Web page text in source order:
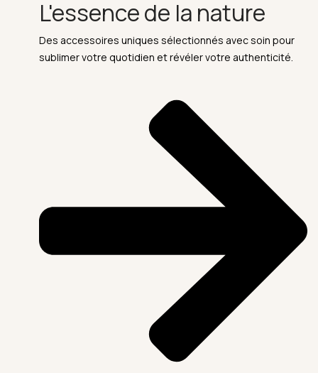
L'essence de la nature
Des accessoires uniques sélectionnés avec soin pour
sublimer votre quotidien et révéler votre authenticité.